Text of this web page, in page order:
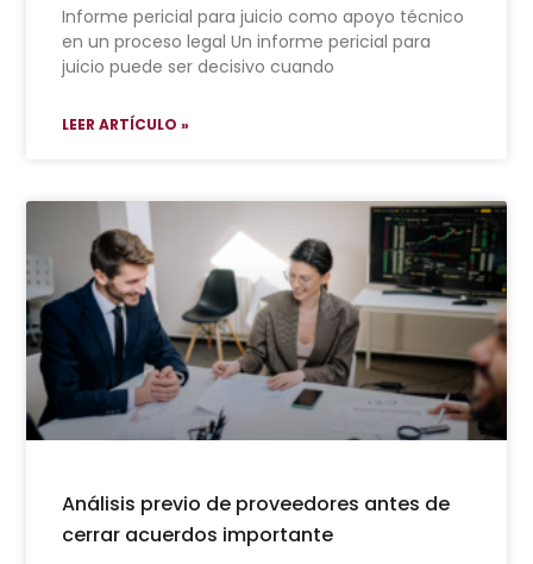
Informe pericial para juicio como apoyo técnico
en un proceso legal Un informe pericial para
juicio puede ser decisivo cuando
LEER ARTÍCULO »
Análisis previo de proveedores antes de
cerrar acuerdos importante